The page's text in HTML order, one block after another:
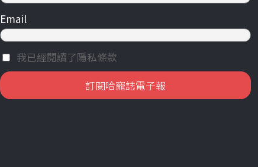
Email
我已經閱讀了隱私條款